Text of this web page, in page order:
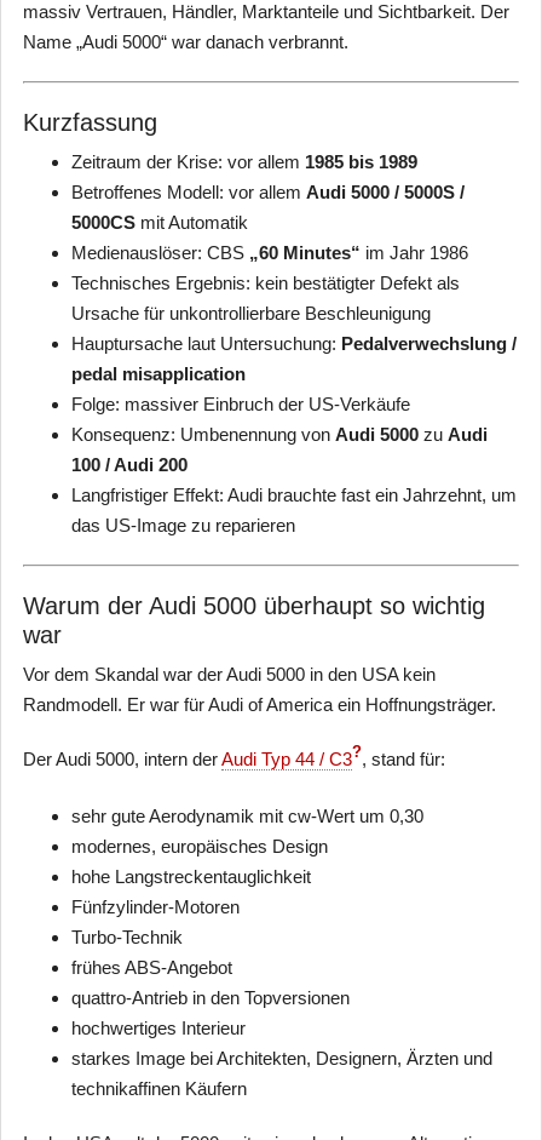
massiv Vertrauen, Händler, Marktanteile und Sichtbarkeit. Der
Name „Audi 5000“ war danach verbrannt.
Kurzfassung
Zeitraum der Krise: vor allem 1985 bis 1989
Betroffenes Modell: vor allem Audi 5000 / 5000S /
5000CS mit Automatik
Medienauslöser: CBS „60 Minutes“ im Jahr 1986
Technisches Ergebnis: kein bestätigter Defekt als
Ursache für unkontrollierbare Beschleunigung
Hauptursache laut Untersuchung: Pedalverwechslung /
pedal misapplication
Folge: massiver Einbruch der US-Verkäufe
Konsequenz: Umbenennung von Audi 5000 zu Audi
100 / Audi 200
Langfristiger Effekt: Audi brauchte fast ein Jahrzehnt, um
das US-Image zu reparieren
Warum der Audi 5000 überhaupt so wichtig
war
Vor dem Skandal war der Audi 5000 in den USA kein
Randmodell. Er war für Audi of America ein Hoffnungsträger.
Der Audi 5000, intern derAudi Typ 44 / C3?, stand für:
sehr gute Aerodynamik mit cw-Wert um 0,30
modernes, europäisches Design
hohe Langstreckentauglichkeit
Fünfzylinder-Motoren
Turbo-Technik
frühes ABS-Angebot
quattro-Antrieb in den Topversionen
hochwertiges Interieur
starkes Image bei Architekten, Designern, Ärzten und
technikaffinen Käufern